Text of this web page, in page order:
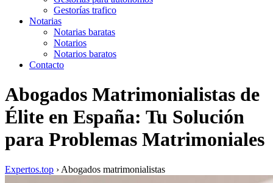
Gestorías trafico
Notarias
Notarias baratas
Notarios
Notarios baratos
Contacto
Abogados Matrimonialistas de
Élite en España: Tu Solución
para Problemas Matrimoniales
Expertos.top › Abogados matrimonialistas